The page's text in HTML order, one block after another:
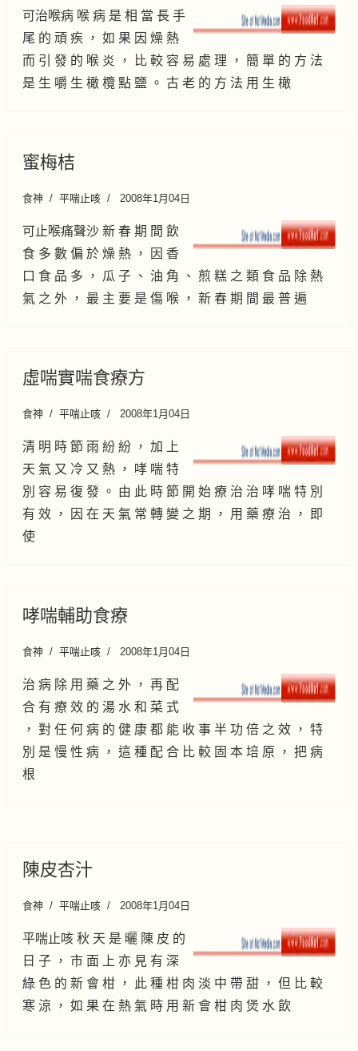
可治喉病 喉 病 是 相 當 長 手
尾 的 頑 疾 ， 如 果 因 燥 熱
而 引 發 的 喉 炎 ， 比 較 容 易 處 理 ， 簡 單 的 方 法
是 生 嚼 生 橄 欖 點 鹽 。 古 老 的 方 法 用 生 橄
蜜梅桔
食神 平喘止咳 2008年1月04日
可止喉痛聲沙 新 春 期 間 飲
食 多 數 偏 於 燥 熱 ， 因 香
口 食 品 多 ， 瓜 子 、 油 角 、 煎 糕 之 類 食 品 除 熱
氣 之 外 ， 最 主 要 是 傷 喉 ， 新 春 期 間 最 普 遍
虛喘實喘食療方
食神 平喘止咳 2008年1月04日
清 明 時 節 雨 紛 紛 ， 加 上
天 氣 又 冷 又 熱 ， 哮 喘 特
別 容 易 復 發 。 由 此 時 節 開 始 療 治 治 哮 喘 特 別
有 效 ， 因 在 天 氣 常 轉 變 之 期 ， 用 藥 療 治 ， 即
使
哮喘輔助食療
食神 平喘止咳 2008年1月04日
治 病 除 用 藥 之 外 ， 再 配
合 有 療 效 的 湯 水 和 菜 式
， 對 任 何 病 的 健 康 都 能 收 事 半 功 倍 之 效 ， 特
別 是 慢 性 病 ， 這 種 配 合 比 較 固 本 培 原 ， 把 病
根
陳皮杏汁
食神 平喘止咳 2008年1月04日
平喘止咳 秋 天 是 曬 陳 皮 的
日 子 ， 市 面 上 亦 見 有 深
綠 色 的 新 會 柑 ， 此 種 柑 肉 淡 中 帶 甜 ， 但 比 較
寒 涼 ， 如 果 在 熱 氣 時 用 新 會 柑 肉 煲 水 飲